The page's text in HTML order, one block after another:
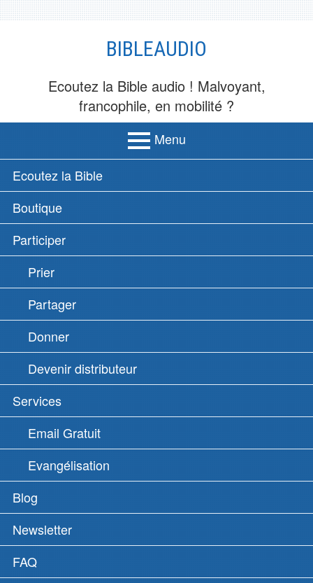
BIBLEAUDIO
Ecoutez la Bible audio ! Malvoyant,
francophile, en mobilité ?
Menu
MENU
PRINCIPAL
Ecoutez la Bible
Boutique
Participer
Prier
Partager
Donner
Devenir distributeur
Services
Email Gratuit
Evangélisation
Blog
Newsletter
FAQ